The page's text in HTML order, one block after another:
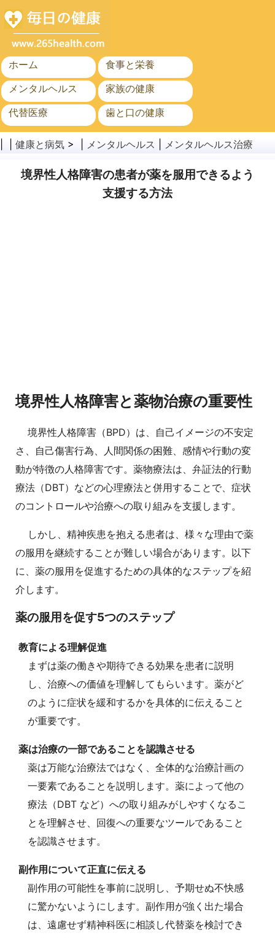
ホーム
食事と栄養
メンタルヘルス
家族の健康
代替医療
歯と口の健康
がん
健康と病気 > | メンタルヘルス メンタルヘルス治療
境界性人格障害の患者が薬を服用できるよう
支援する方法
境界性人格障害と薬物治療の重要性
境界性人格障害（BPD）は、自己イメージの不安定
さ、自己傷害行為、人間関係の困難、感情や行動の変
動が特徴の人格障害です。薬物療法は、弁証法的行動
療法（DBT）などの心理療法と併用することで、症状
のコントロールや治療への取り組みを支援します。
しかし、精神疾患を抱える患者は、様々な理由で薬
の服用を継続することが難しい場合があります。以下
に、薬の服用を促進するための具体的なステップを紹
介します。
薬の服用を促す5つのステップ
教育による理解促進
まずは薬の働きや期待できる効果を患者に説明
し、治療への価値を理解してもらいます。薬がど
のように症状を緩和するかを具体的に伝えること
が重要です。
薬は治療の一部であることを認識させる
薬は万能な治療法ではなく、全体的な治療計画の
一要素であることを説明します。薬によって他の
療法（DBT など）への取り組みがしやすくなるこ
とを理解させ、回復への重要なツールであること
を認識させます。
副作用について正直に伝える
副作用の可能性を事前に説明し、予期せぬ不快感
に驚かないようにします。副作用が強く出た場合
は、遠慮せず精神科医に相談し代替薬を検討でき